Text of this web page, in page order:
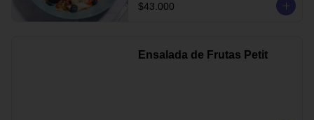
$43.000
Ensalada de Frutas Petit